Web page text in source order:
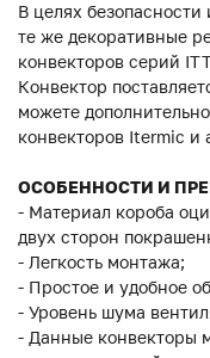
В целях
те же декоративные
конвекторов серий
Конвектор
можете
конвекторов Itermic и
ОСОБЕННОСТИ И
- Материал короба
двух сторон
- Легкость монтажа;
- Простое и удобное
- Уровень шума
- Данные конвекторы